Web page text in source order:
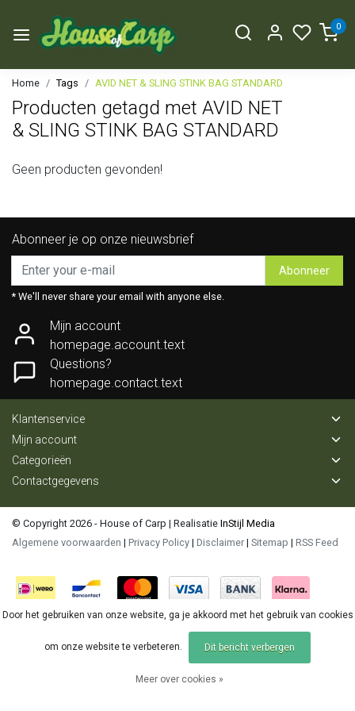
0
Home Tags AVID NET & SLING STINK BAG STANDARD
Producten getagd met AVID NET
& SLING STINK BAG STANDARD
Geen producten gevonden!
Abonneer je op onze nieuwsbrief
Abonneer
* We'll never share your email with anyone else.
Mijn account
homepage.account.text
Questions?
homepage.contact.text
Klantenservice
Mijn account
Categorieën
Contactgegevens
© Copyright 2026 - House of Carp | Realisatie InStijl Media
Algemene voorwaarden | Privacy Policy | Disclaimer | Sitemap | RSS Feed
Door het gebruiken van onze website, ga je akkoord met het gebruik van cookies
om onze website te verbeteren. Dit bericht verbergen
Meer over cookies »